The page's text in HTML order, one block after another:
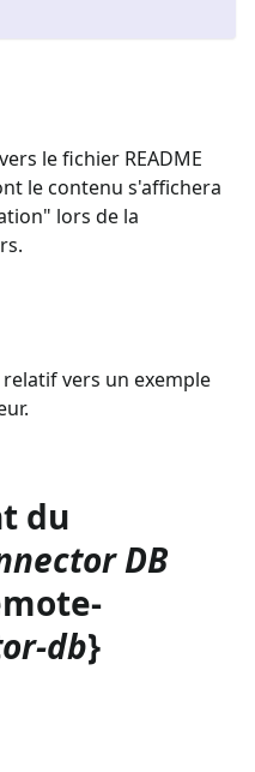
le fichier README
le contenu s'affichera
lors de la
vers un exemple
du
DB
db}